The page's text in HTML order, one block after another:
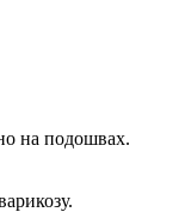
на подошвах.